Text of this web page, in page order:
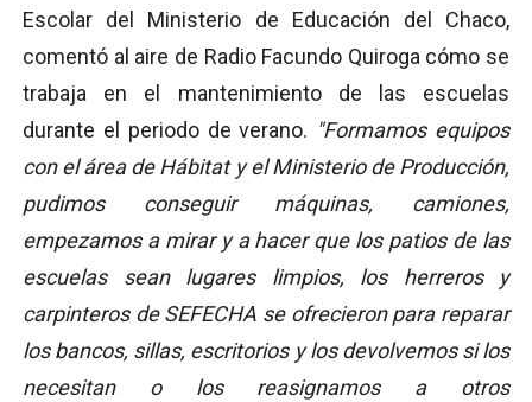
Escolar del Ministerio de Educación del Chaco,
comentó al aire de Radio Facundo Quiroga cómo se
trabaja en el mantenimiento de las escuelas
durante el periodo de verano. "Formamos equipos
con el área de Hábitat y el Ministerio de Producción,
pudimos conseguir máquinas, camiones,
empezamos a mirar y a hacer que los patios de las
escuelas sean lugares limpios, los herreros y
carpinteros de SEFECHA se ofrecieron para reparar
los bancos, sillas, escritorios y los devolvemos si los
necesitan o los reasignamos a otros